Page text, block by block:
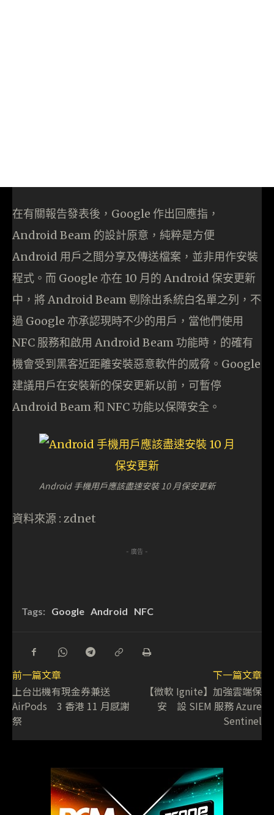
在有關報告發表後，Google 作出回應指，
Android Beam 的設計原意，純粹是方便
Android 用戶之間分享及傳送檔案，並非用作安裝
程式。而 Google 亦在 10 月的 Android 保安更新
中，將 Android Beam 剔除出系統白名單之列，不
過 Google 亦承認現時不少的用戶，當他們使用
NFC 服務和啟用 Android Beam 功能時，的確有
機會受到黑客近距離安裝惡意軟件的威脅。Google
建議用戶在安裝新的保安更新以前，可暫停
Android Beam 和 NFC 功能以保障安全。
Android 手機用戶應該盡速安裝 10 月保安更新
資料來源 : zdnet
- 廣告 -
Tags: Google Android NFC
前一篇文章
上台出機有現金券兼送
AirPods 3 香港 11 月感謝
祭
下一篇文章
【微軟 Ignite】加強雲端保
安 設 SIEM 服務 Azure
Sentinel